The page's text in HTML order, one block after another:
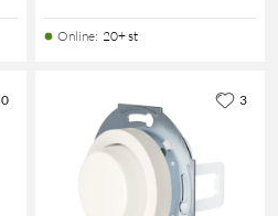
Online: 20+ st
0 3